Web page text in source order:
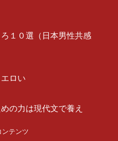
１０選（日本男性共感
ロい
の力は現代文で養え
ンテンツ